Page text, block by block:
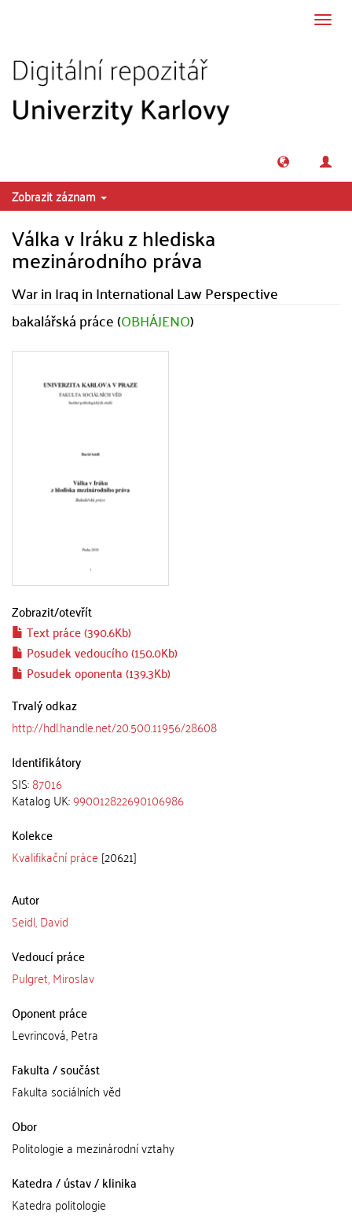
Zobrazit záznam
Válka v Iráku z hlediska
mezinárodního práva
War in Iraq in International Law Perspective
bakalářská práce (OBHÁJENO)
Zobrazit/otevřít
Text práce (390.6Kb)
Posudek vedoucího (150.0Kb)
Posudek oponenta (139.3Kb)
Trvalý odkaz
http://hdl.handle.net/20.500.11956/28608
Identifikátory
SIS:87016
Katalog UK:990012822690106986
Kolekce
Kvalifikační práce [20621]
Autor
Seidl, David
Vedoucí práce
Pulgret, Miroslav
Oponent práce
Levrincová, Petra
Fakulta / součást
Fakulta sociálních věd
Obor
Politologie a mezinárodní vztahy
Katedra / ústav / klinika
Katedra politologie